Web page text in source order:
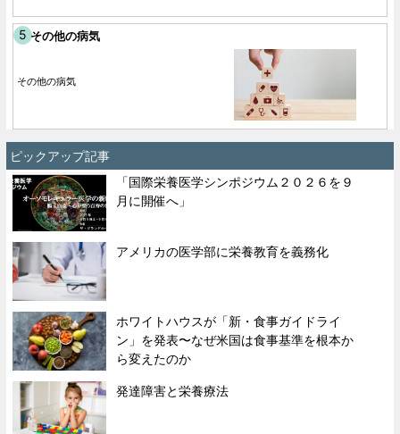
その他の病気
その他の病気
ピックアップ記事
「国際栄養医学シンポジウム２０２６を９
月に開催へ」
アメリカの医学部に栄養教育を義務化
ホワイトハウスが「新・食事ガイドライ
ン」を発表〜なぜ米国は食事基準を根本か
ら変えたのか
発達障害と栄養療法